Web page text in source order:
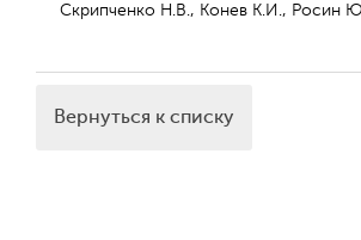
Скрипченко Н.В., Конев К.И., Росин
Вернуться к списку